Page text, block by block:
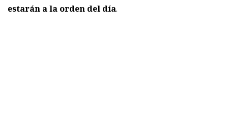
estarán a la orden del día.